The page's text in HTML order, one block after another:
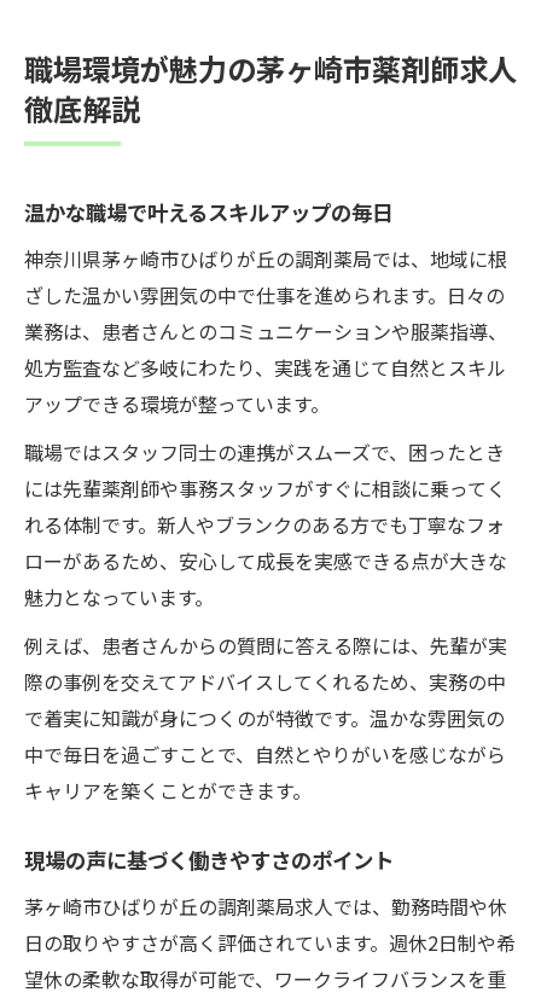
職場環境が魅力の茅ヶ崎市薬剤師求人
徹底解説
温かな職場で叶えるスキルアップの毎日
神奈川県茅ヶ崎市ひばりが丘の調剤薬局では、地域に根
ざした温かい雰囲気の中で仕事を進められます。日々の
業務は、患者さんとのコミュニケーションや服薬指導、
処方監査など多岐にわたり、実践を通じて自然とスキル
アップできる環境が整っています。
職場ではスタッフ同士の連携がスムーズで、困ったとき
には先輩薬剤師や事務スタッフがすぐに相談に乗ってく
れる体制です。新人やブランクのある方でも丁寧なフォ
ローがあるため、安心して成長を実感できる点が大きな
魅力となっています。
例えば、患者さんからの質問に答える際には、先輩が実
際の事例を交えてアドバイスしてくれるため、実務の中
で着実に知識が身につくのが特徴です。温かな雰囲気の
中で毎日を過ごすことで、自然とやりがいを感じながら
キャリアを築くことができます。
現場の声に基づく働きやすさのポイント
茅ヶ崎市ひばりが丘の調剤薬局求人では、勤務時間や休
日の取りやすさが高く評価されています。週休2日制や希
望休の柔軟な取得が可能で、ワークライフバランスを重